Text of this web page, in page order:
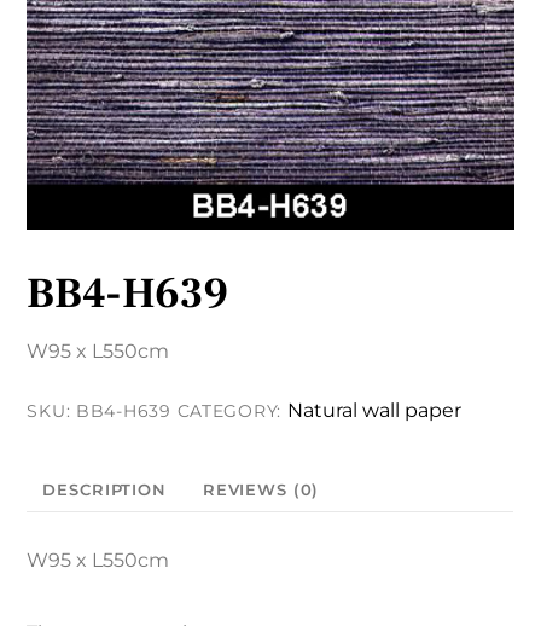
BB4-H639
W95 x L550cm
SKU: BB4-H639 CATEGORY: Natural wall paper
DESCRIPTION REVIEWS (0)
W95 x L550cm